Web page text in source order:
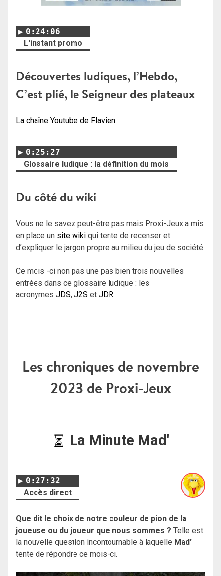
0:24:06
L'instant promo
Découvertes ludiques, l’Hebdo,
C’est plié, le Seigneur des plateaux
La chaîne Youtube de Flavien
0:25:27
Glossaire ludique : la définition du mois
Du côté du wiki
Vous ne le savez peut-être pas mais Proxi-Jeux a mis
en place un site wiki qui tente de recenser et
d’expliquer le jargon propre au milieu du jeu de société.
Ce mois -ci non pas une pas bien trois nouvelles
entrées dans ce glossaire ludique : les
acronymes JDS, J2S et JDR.
Les chroniques de novembre
2023 de Proxi-Jeux
La Minute Mad'
0:27:32
Accès direct
Que dit le choix de notre couleur de pion de la
joueuse ou du joueur que nous sommes ? Telle est
la nouvelle question incontournable à laquelle Mad’
tente de répondre ce mois-ci.